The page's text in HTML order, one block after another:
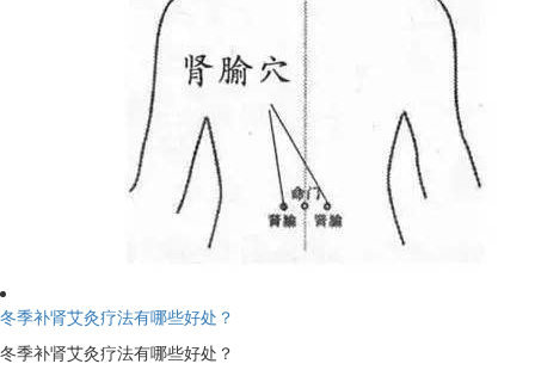
冬季补肾艾灸疗法有哪些好处？
冬季补肾艾灸疗法有哪些好处？